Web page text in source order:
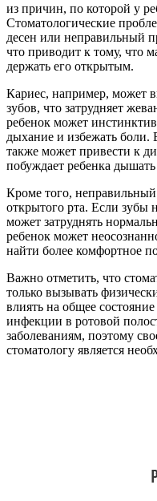
из причин, по которой у
Стоматологические
десен или неправильный
что приводит к тому, что
держать его открытым.
Кариес, например, может
зубов, что затрудняет
ребенок может
дыхание и избежать боли.
также может привести к
побуждает ребенка
Кроме того,
открытого рта. Если зубы
может затруднять
ребенок может
найти более комфортное
Важно отметить, что
только вызывать
влиять на общее
инфекции в ротовой
заболеваниям, поэтому
стоматологу является